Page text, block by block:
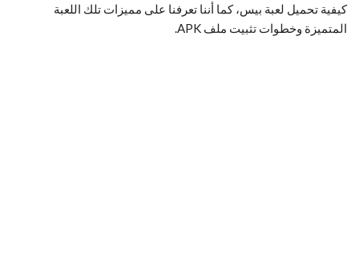
كيفية تحميل لعبة بيس، كما أننا تعرفنا على مميزات تلك اللعبة
المتميزة وخطوات تثبيت ملف APK.